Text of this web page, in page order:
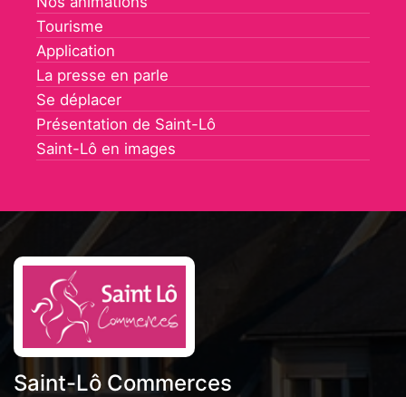
Tourisme
Application
La presse en parle
Se déplacer
Présentation de Saint-Lô
Saint-Lô en images
Saint-Lô Commerces